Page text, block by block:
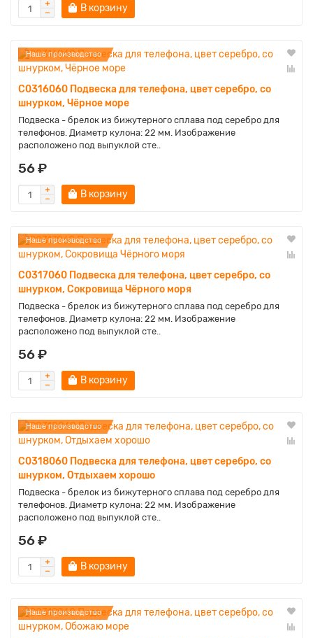
В корзину
Наше производство
C0316060 Подвеска для телефона, цвет серебро, со
шнурком, Чёрное море
Подвеска - брелок из бижутерного сплава под серебро для
телефонов. Диаметр кулона: 22 мм. Изображение
расположено под выпуклой сте..
56 ₽
В корзину
Наше производство
C0317060 Подвеска для телефона, цвет серебро, со
шнурком, Сокровища Чёрного моря
Подвеска - брелок из бижутерного сплава под серебро для
телефонов. Диаметр кулона: 22 мм. Изображение
расположено под выпуклой сте..
56 ₽
В корзину
Наше производство
C0318060 Подвеска для телефона, цвет серебро, со
шнурком, Отдыхаем хорошо
Подвеска - брелок из бижутерного сплава под серебро для
телефонов. Диаметр кулона: 22 мм. Изображение
расположено под выпуклой сте..
56 ₽
В корзину
Наше производство